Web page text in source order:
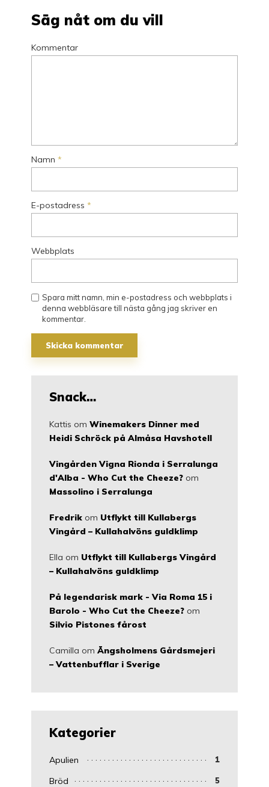
Säg nåt om du vill
Kommentar
Namn *
E-postadress *
Webbplats
Spara mitt namn, min e-postadress och webbplats i
denna webbläsare till nästa gång jag skriver en
kommentar.
Snack…
Kattis om Winemakers Dinner med
Heidi Schröck på Almåsa Havshotell
Vingården Vigna Rionda i Serralunga
d'Alba - Who Cut the Cheeze? om
Massolino i Serralunga
Fredrik om Utflykt till Kullabergs
Vingård – Kullahalvöns guldklimp
Ella om Utflykt till Kullabergs Vingård
– Kullahalvöns guldklimp
På legendarisk mark - Via Roma 15 i
Barolo - Who Cut the Cheeze? om
Silvio Pistones fårost
Camilla om Ängsholmens Gårdsmejeri
– Vattenbufflar i Sverige
Kategorier
Apulien 1
Bröd 5